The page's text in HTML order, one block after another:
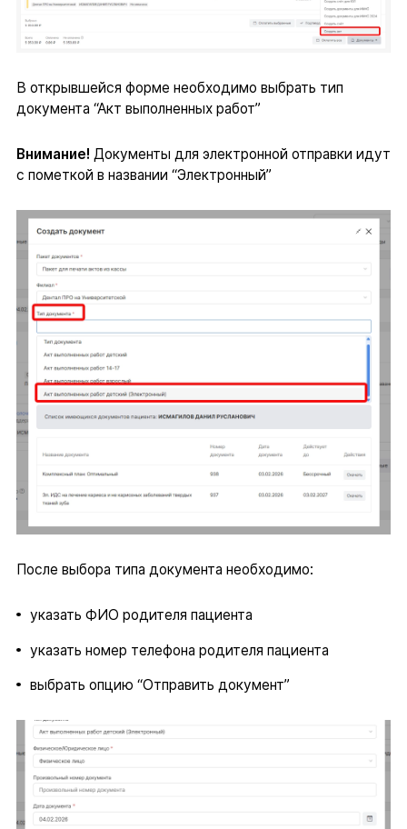
В открывшейся форме необходимо выбрать тип
документа “Акт выполненных работ”
Внимание! Документы для электронной отправки идут
с пометкой в названии “Электронный”
После выбора типа документа необходимо:
указать ФИО родителя пациента
указать номер телефона родителя пациента
выбрать опцию “Отправить документ”